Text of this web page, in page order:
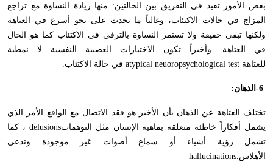
بعض الأمور تفيد في التفريق بين الحالتين: منها زيادة النساوة مع تراجع
المزاج في حالات الاكتئاب، وغالباً ما تحدث على نحو أسرع في العتاهة
ولكنها تبقى خفيفة ولا تستمر النساوة بالترقي في الاكتئاب كما هو الحال
في العتاهة. وأخيراً تكون الاختبارات العصبية النفسية لا نمطية
للعتاهة atypical neuoropsychological test في حالة الاكتئاب.
-6 الذهان:
تختلف العتاهة عن الذهان بأن الأخير هو فقد الاتصال مع الواقع الأمر الذي
يشمل أفكاراً خاطئة متعلقة بماهية الإنسان مثل التوهماتdelusions ، كما
تشمل رؤية أشياء أو سماع أصوات غير موجودة وتدعى
الأهلاسhallucinations.